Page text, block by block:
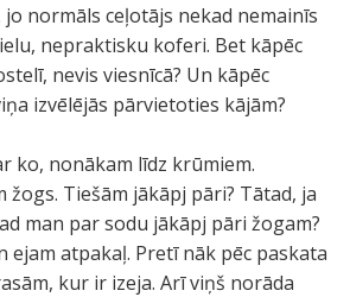
jo normāls ceļotājs nekad nemainīs
nepraktisku koferi. Bet kāpēc
nevis viesnīcā? Un kāpēc
izvēlējās pārvietoties kājām?
ko, nonākam līdz krūmiem.
Tiešām jākāpj pāri? Tātad, ja
man par sodu jākāpj pāri žogam?
ejam atpakaļ. Pretī nāk pēc paskata
kur ir izeja. Arī viņš norāda